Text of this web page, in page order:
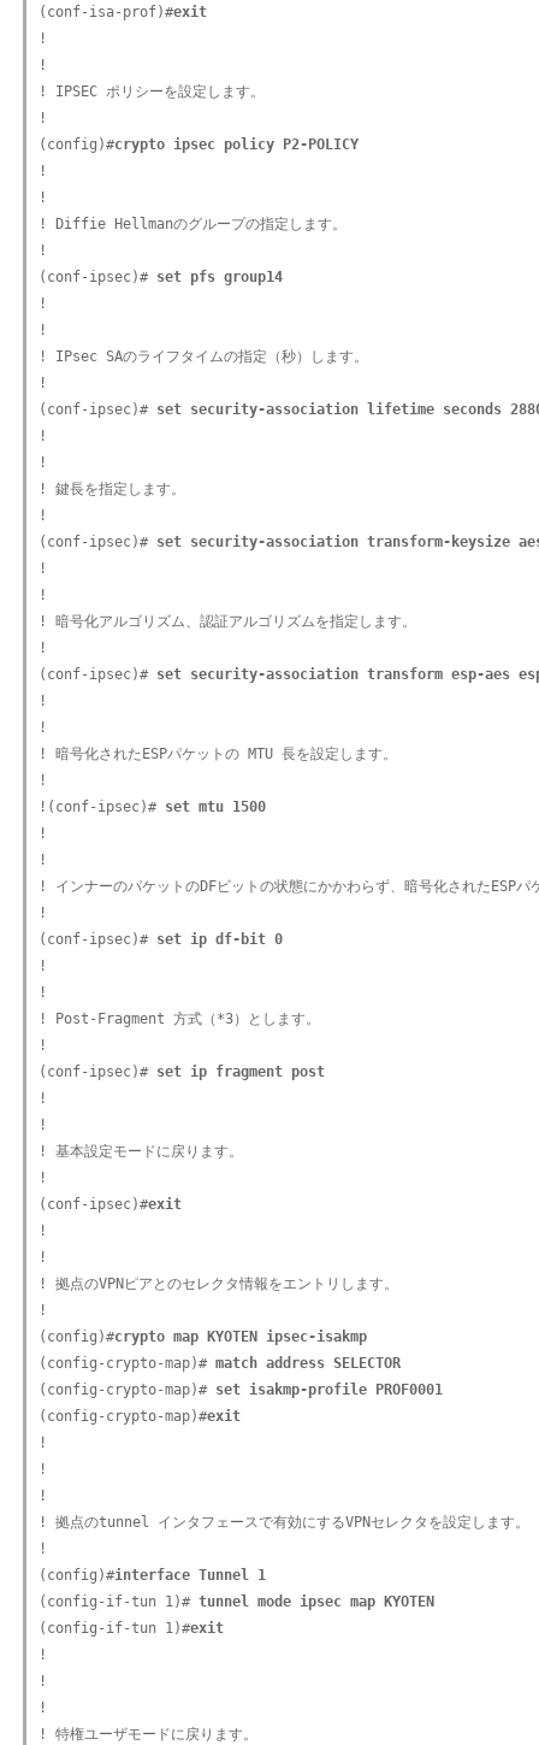
(conf-isa-prof)#exit
!
!
! IPSEC ポリシーを設定します。
!
(config)#crypto ipsec policy P2-POLICY
!
!
! Diffie Hellmanのグループの指定します。
!
(conf-ipsec)# set pfs group14
!
!
! IPsec SAのライフタイムの指定（秒）します。
!
(conf-ipsec)# set security-association lifetime seconds
!
!
! 鍵長を指定します。
!
(conf-ipsec)# set security-association transform-keysize
!
!
! 暗号化アルゴリズム、認証アルゴリズムを指定します。
!
(conf-ipsec)# set security-association transform esp-aes esp-
!
!
! 暗号化されたESPパケットの MTU 長を設定します。
!
!(conf-ipsec)# set mtu 1500
!
!
! インナーのパケットのDFビットの状態にかかわらず、暗号化されたESP
!
(conf-ipsec)# set ip df-bit 0
!
!
! Post-Fragment 方式（*3）とします。
!
(conf-ipsec)# set ip fragment post
!
!
! 基本設定モードに戻ります。
!
(conf-ipsec)#exit
!
!
! 拠点のVPNピアとのセレクタ情報をエントリします。
!
(config)#crypto map KYOTEN ipsec-isakmp
(config-crypto-map)# match address SELECTOR
(config-crypto-map)# set isakmp-profile PROF0001
(config-crypto-map)#exit
!
!
!
! 拠点のtunnel インタフェースで有効にするVPNセレクタを設定します。
!
(config)#interface Tunnel 1
(config-if-tun 1)# tunnel mode ipsec map KYOTEN
(config-if-tun 1)#exit
!
!
!
! 特権ユーザモードに戻ります。